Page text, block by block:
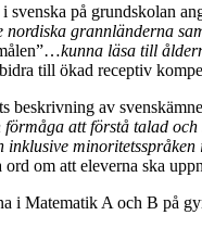
svenska på grundskolan
nordiska grannländerna
kunna läsa till
till ökad receptiv
beskrivning av
förmåga att förstå talad
inklusive minoritetsspråken
ord om att eleverna ska
i Matematik A och B på